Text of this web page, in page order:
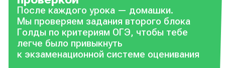
После каждого урока — домашки.
Мы проверяем задания второго блока
Голды по критериям ОГЭ, чтобы тебе
легче было привыкнуть
к экзаменационной системе оценивания